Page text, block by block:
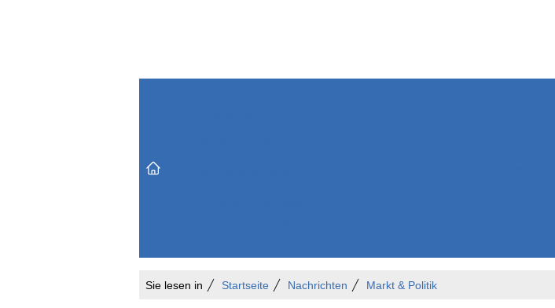
Sie lesen in Startseite Nachrichten Markt & Politik